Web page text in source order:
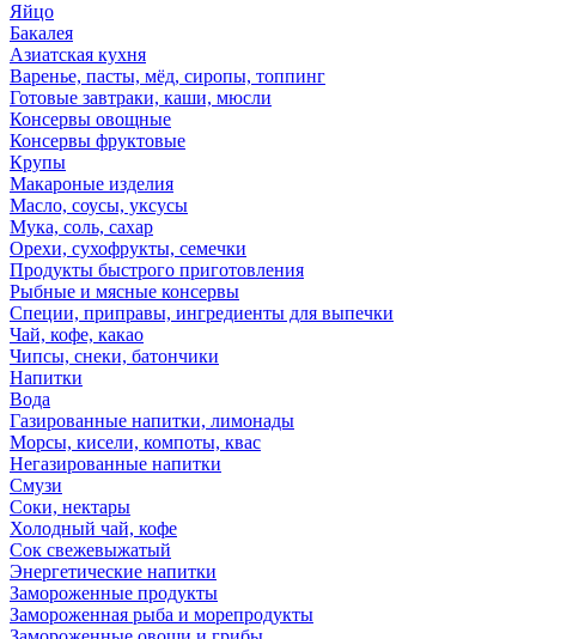
Яйцо
Бакалея
Азиатская кухня
Варенье, пасты, мёд, сиропы, топпинг
Готовые завтраки, каши, мюсли
Консервы овощные
Консервы фруктовые
Крупы
Макароные изделия
Масло, соусы, уксусы
Мука, соль, сахар
Орехи, сухофрукты, семечки
Продукты быстрого приготовления
Рыбные и мясные консервы
Специи, приправы, ингредиенты для выпечки
Чай, кофе, какао
Чипсы, снеки, батончики
Напитки
Вода
Газированные напитки, лимонады
Морсы, кисели, компоты, квас
Негазированные напитки
Смузи
Соки, нектары
Холодный чай, кофе
Сок свежевыжатый
Энергетические напитки
Замороженные продукты
Замороженная рыба и морепродукты